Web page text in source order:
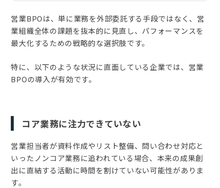
営業BPOは、単に業務を外部委託する手段ではなく、営
業組織全体の課題を抜本的に見直し、パフォーマンスを
最大化するための戦略的な選択肢です。
特に、以下のような状況に直面している企業では、営業
BPOの導入が有効です。
コア業務に注力できていない
営業担当者が資料作成やリスト整備、問い合わせ対応と
いったノンコア業務に追われている場合、本来の成果創
出に直結する活動に時間を割けていない可能性がありま
す。